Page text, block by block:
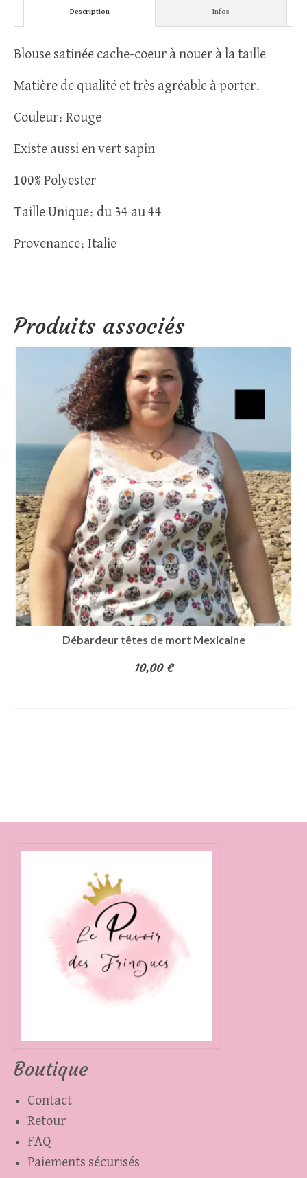
Description Infos
Blouse satinée cache-coeur à nouer à la taille
Matière de qualité et très agréable à porter.
Couleur: Rouge
Existe aussi en vert sapin
100% Polyester
Taille Unique: du 34 au 44
Provenance: Italie
Produits associés
Débardeur têtes de mort Mexicaine
10,00 €
Les
choisies
sur
la
page
Boutique
Contact
Retour
FAQ
Paiements sécurisés